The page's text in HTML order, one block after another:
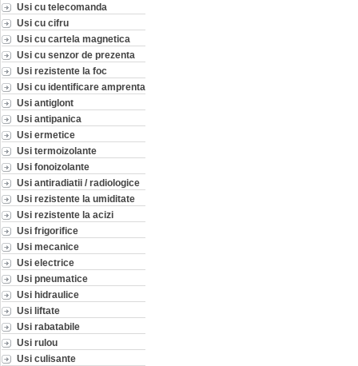
Usi cu telecomanda
Usi cu cifru
Usi cu cartela magnetica
Usi cu senzor de prezenta
Usi rezistente la foc
Usi cu identificare amprenta
Usi antiglont
Usi antipanica
Usi ermetice
Usi termoizolante
Usi fonoizolante
Usi antiradiatii / radiologice
Usi rezistente la umiditate
Usi rezistente la acizi
Usi frigorifice
Usi mecanice
Usi electrice
Usi pneumatice
Usi hidraulice
Usi liftate
Usi rabatabile
Usi rulou
Usi culisante